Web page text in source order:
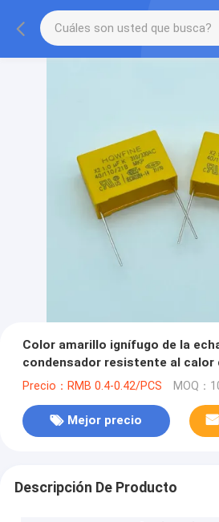
Color amarillo ignífugo de la
condensador resistente al calor
Precio：RMB 0.4-0.42/PCS MOQ：
Mejor precio
Descripción De Producto